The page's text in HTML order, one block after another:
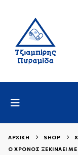
ΑΡΧΙΚΉ SHOP
Ο ΧΡΌΝΟΣ ΞΕΚΙΝΆΕΙ ΜΕ